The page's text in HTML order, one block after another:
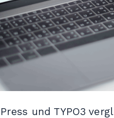
und TYPO3